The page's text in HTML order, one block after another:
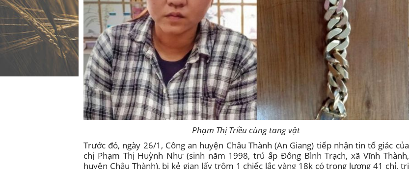
Phạm Thị Triều cùng tang vật
Trước đó, ngày 26/1, Công an huyện Châu Thành (An Giang) tiếp nhận tin tố giác của
chị Phạm Thị Huỳnh Như (sinh năm 1998, trú ấp Đông Bình Trạch, xã Vĩnh Thành,
huyện Châu Thành), bị kẻ gian lấy trộm 1 chiếc lắc vàng 18k có trọng lượng 41 chỉ, trị